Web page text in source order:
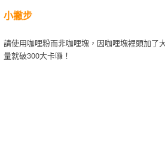
小撇步
請使用咖哩粉而非咖哩塊，因咖哩塊裡頭加了
量就破300大卡囉！